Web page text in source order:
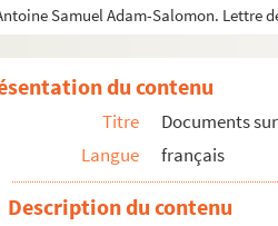
Samuel Adam-Salomon. Lettre
Lettres adressées à l'hôtel de
Louis Hédelin. Les coutumes de Lorris,
du contenu
Titre
Documents
Langue
français
Description du contenu